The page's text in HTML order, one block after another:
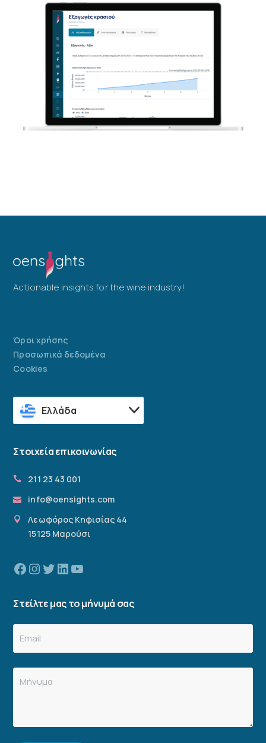
Actionable insights for the wine industry!
Όροι χρήσης
Προσωπικά δεδομένα
Cookies
Ελλάδα
Στοιχεία επικοινωνίας
211 23 43 001
info@oensights.com
Λεωφόρος Κηφισίας 44
15125 Μαρούσι
Facebook
Instagram
TwitterLinkedinYouTube
Στείλτε μας το μήνυμά σας